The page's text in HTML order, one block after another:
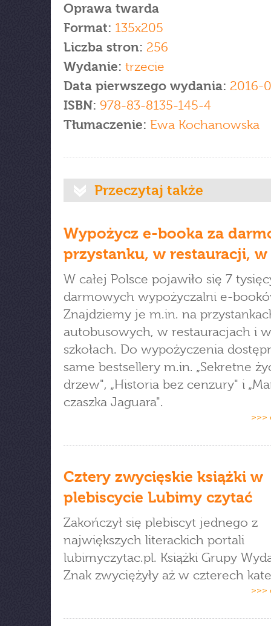
Oprawa twarda
Format: 135x205
Liczba stron: 256
Wydanie: trzecie
Data pierwszego wydania: 2016-
ISBN: 978-83-8135-145-4
Tłumaczenie: Ewa Kochanowska
Przeczytaj także
Wypożycz e-booka za
przystanku, w restauracji, w
W całej Polsce pojawiło się 7
darmowych wypożyczalni e-
Znajdziemy je m.in. na
autobusowych, w restauracjach i w
szkołach. Do wypożyczenia
same bestsellery m.in. „Sekretne
drzew", „Historia bez cenzury" i
czaszka Jaguara".
>>>
Cztery zwycięskie książki w
plebiscycie Lubimy czytać
Zakończył się plebiscyt jednego z
największych literackich portali
lubimyczytac.pl. Książki Grupy
Znak zwyciężyły aż w czterech
>>>